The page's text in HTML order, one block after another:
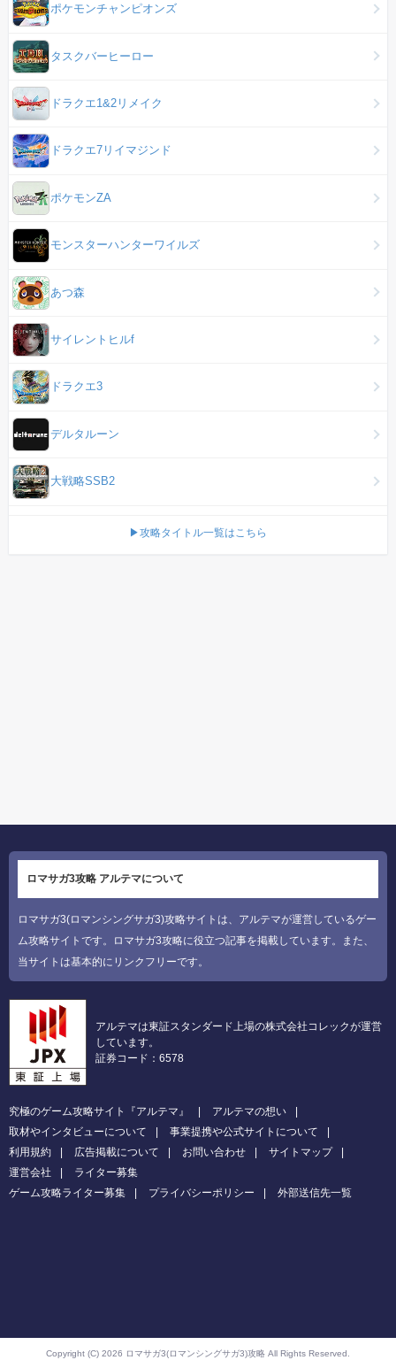
ポケモンチャンピオンズ
タスクバーヒーロー
ドラクエ1&2リメイク
ドラクエ7リイマジンド
ポケモンZA
モンスターハンターワイルズ
あつ森
サイレントヒルf
ドラクエ3
デルタルーン
大戦略SSB2
▶攻略タイトル一覧はこちら
ロマサガ3攻略 アルテマについて
ロマサガ3(ロマンシングサガ3)攻略サイトは、アルテマが運営しているゲー
ム攻略サイトです。ロマサガ3攻略に役立つ記事を掲載しています。また、
当サイトは基本的にリンクフリーです。
アルテマは東証スタンダード上場の株式会社コレックが運営
しています。
証券コード：6578
究極のゲーム攻略サイト『アルテマ』
アルテマの想い
取材やインタビューについて
事業提携や公式サイトについて
利用規約
広告掲載について お問い合わせ
サイトマップ
運営会社
ライター募集
ゲーム攻略ライター募集
プライバシーポリシー 外部送信先一覧
Copyright (C) 2026 ロマサガ3(ロマンシングサガ3)攻略 All Rights Reserved.